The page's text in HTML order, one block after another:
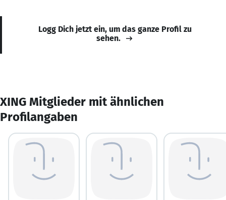
Logg Dich jetzt ein, um das ganze Profil zu
sehen.
XING Mitglieder mit ähnlichen
Profilangaben